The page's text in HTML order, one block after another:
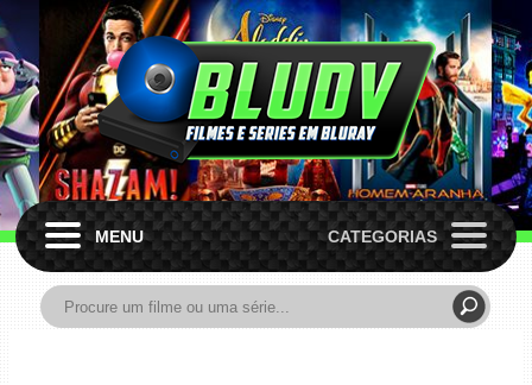
MENU CATEGORIAS